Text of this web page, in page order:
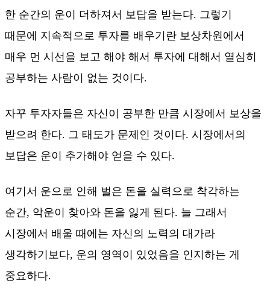
한 순간의 운이 더하져서 보답을 받는다. 그렇기
때문에 지속적으로 투자를 배우기란 보상차원에서
매우 먼 시선을 보고 해야 해서 투자에 대해서 열심히
공부하는 사람이 없는 것이다.
자꾸 투자자들은 자신이 공부한 만큼 시장에서 보상을
받으려 한다. 그 태도가 문제인 것이다. 시장에서의
보답은 운이 추가해야 얻을 수 있다.
여기서 운으로 인해 벌은 돈을 실력으로 착각하는
순간, 악운이 찾아와 돈을 잃게 된다. 늘 그래서
시장에서 배울 때에는 자신의 노력의 대가라
생각하기보다, 운의 영역이 있었음을 인지하는 게
중요하다.